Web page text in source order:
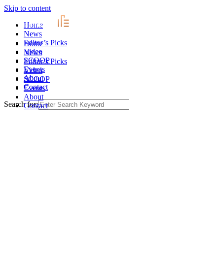
Skip to content
Home
News
Editor’s Picks
Video
SCOOP
Events
About
Contact
Home
News
Editor’s Picks
Video
SCOOP
Events
About
Contact
Search for: